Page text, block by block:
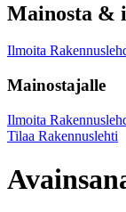
Mainosta &
Ilmoita
Mainostajalle
Ilmoita
Tilaa Rakennuslehti